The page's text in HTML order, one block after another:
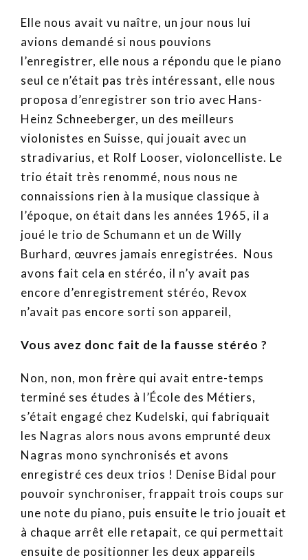
Elle nous avait vu naître, un jour nous lui
avions demandé si nous pouvions
l’enregistrer, elle nous a répondu que le piano
seul ce n’était pas très intéressant, elle nous
proposa d’enregistrer son trio avec Hans-
Heinz Schneeberger, un des meilleurs
violonistes en Suisse, qui jouait avec un
stradivarius, et Rolf Looser, violoncelliste. Le
trio était très renommé, nous nous ne
connaissions rien à la musique classique à
l’époque, on était dans les années 1965, il a
joué le trio de Schumann et un de Willy
Burhard, œuvres jamais enregistrées. Nous
avons fait cela en stéréo, il n’y avait pas
encore d’enregistrement stéréo, Revox
n’avait pas encore sorti son appareil,
Vous avez donc fait de la fausse stéréo ?
Non, non, mon frère qui avait entre-temps
terminé ses études à l’École des Métiers,
s’était engagé chez Kudelski, qui fabriquait
les Nagras alors nous avons emprunté deux
Nagras mono synchronisés et avons
enregistré ces deux trios ! Denise Bidal pour
pouvoir synchroniser, frappait trois coups sur
une note du piano, puis ensuite le trio jouait et
à chaque arrêt elle retapait, ce qui permettait
ensuite de positionner les deux appareils